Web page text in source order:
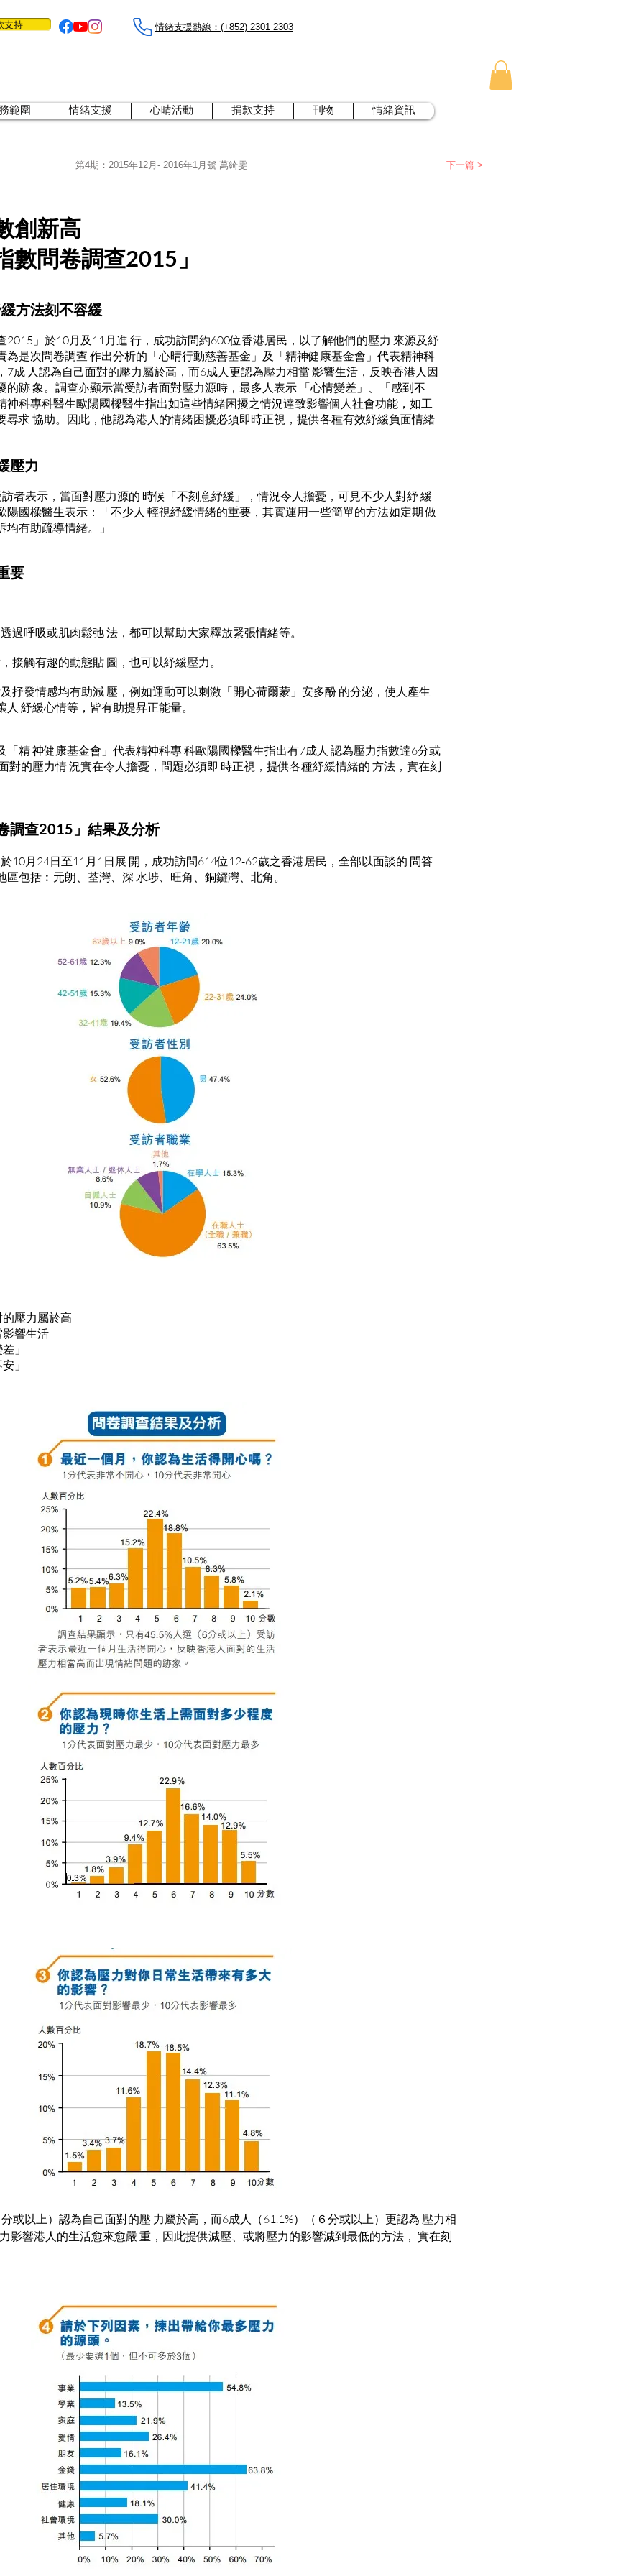
支持 情緒支援熱線：​​(+852) 2301 2303
範圍 情緒支援 心晴活動 捐款支持 刊物 情緒資訊
第4期： 2015年12月- 2016年1月號 萬綺雯 下一篇 >
創新高
數問卷調查2015」
方法刻不容緩
2015」於10月及11月進 行，成功訪問約600位香港居民，以了解他們的壓力 來源及紓
為是次問卷調查 作出分析的「心晴行動慈善基金」及「精神健康基金會」代表精神科
7成 人認為自己面對的壓力屬於高，而6成人更認為壓力相當 影響生活，反映香港人因
的跡 象。調查亦顯示當受訪者面對壓力源時，最多人表示 「心情變差」、「感到不
神科專科醫生歐陽國樑醫生指出如這些情緒困擾之情況達致影響個人社會功能，如工
尋求 協助。因此，他認為港人的情緒困擾必須即時正視，提供各種有效紓緩負面情緒
壓力
者表示，當面對壓力源的 時候「不刻意紓緩」，情況令人擔憂，可見不少人對紓 緩
陽國樑醫生表示：「不少人 輕視紓緩情緒的重要，其實運用一些簡單的方法如定期 做
有助疏導情緒。」
要
過呼吸或肌肉鬆弛 法，都可以幫助大家釋放緊張情緒等。
接觸有趣的動態貼 圖，也可以紓緩壓力。
抒發情感均有助減 壓，例如運動可以刺激「開心荷爾蒙」安多酚 的分泌，使人產生
紓緩心情等，皆有助提昇正能量。
「精 神健康基金會」代表精神科專 科歐陽國樑醫生指出有7成人 認為壓力指數達6分或
對的壓力情 況實在令人擔憂，問題必須即 時正視，提供各種紓緩情緒的 方法，實在刻
調查2015」結果及分析
10月24日至11月1日展 開，成功訪問614位12-62歲之香港居民，全部以面談的 問答
包括︰元朗、荃灣、深 水埗、旺角、銅鑼灣、北角。
壓力屬於高
影響生活
」
」
或以上）認為自己面對的壓 力屬於高，而6成人（61.1%）（６分或以上）更認為 壓力相
影響港人的生活愈來愈嚴 重，因此提供減壓、或將壓力的影響減到最低的方法， 實在刻